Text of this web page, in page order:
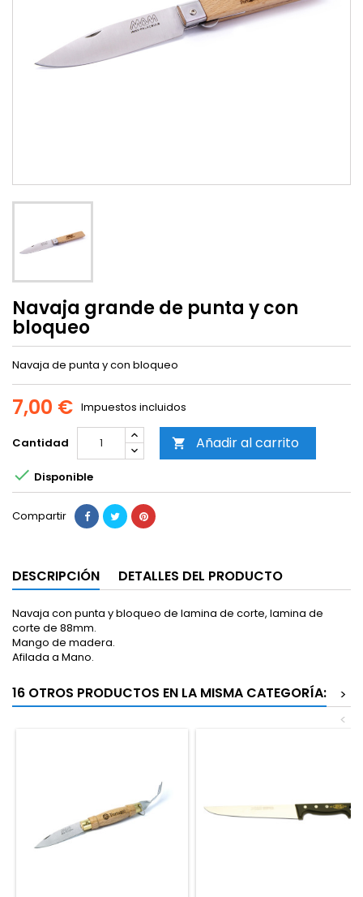
Navaja grande de punta y con
bloqueo
Navaja de punta y con bloqueo
7,00 € Impuestos incluidos
Cantidad  Añadir al carrito
 Disponible
Compartir
DESCRIPCIÓN DETALLES DEL PRODUCTO
Navaja con punta y bloqueo de lamina de corte, lamina de
corte de 88mm.
Mango de madera.
Afilada a Mano.
16 OTROS PRODUCTOS EN LA MISMA CATEGORÍA:
>
<